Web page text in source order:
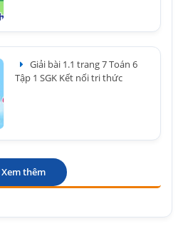
Giải bài 1.1 trang 7 Toán 6
Tập 1 SGK Kết nối tri thức
Xem thêm